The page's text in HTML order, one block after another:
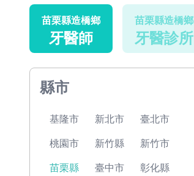
苗栗縣造橋鄉
牙醫師
苗栗縣造橋鄉
牙醫診所
縣市
基隆市 新北市 臺北市
桃園市 新竹縣 新竹市
苗栗縣 臺中市 彰化縣